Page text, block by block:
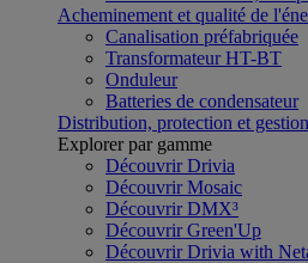
Acheminement et qualité de
Canalisation préfabriquée
Transformateur HT-BT
Onduleur
Batteries de condensateur
Distribution, protection et
Explorer par gamme
Découvrir Drivia
Découvrir Mosaic
Découvrir DMX³
Découvrir Green'Up
Découvrir Drivia with